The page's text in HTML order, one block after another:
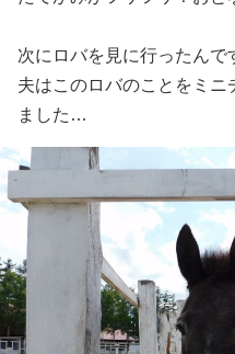
次にロバを見に行ったんで
夫はこのロバのことをミ
ました…